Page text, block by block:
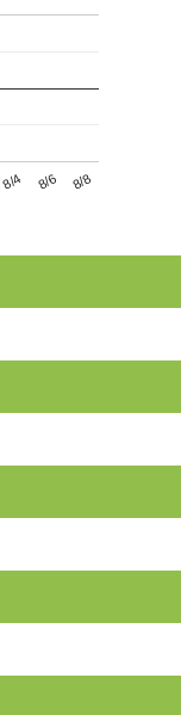
8/4 8/6 8/8